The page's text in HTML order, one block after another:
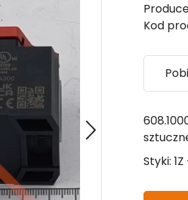
Kod
Styki: 1Z